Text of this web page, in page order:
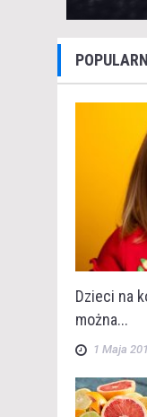
Dzieci na
można...
1 Maja